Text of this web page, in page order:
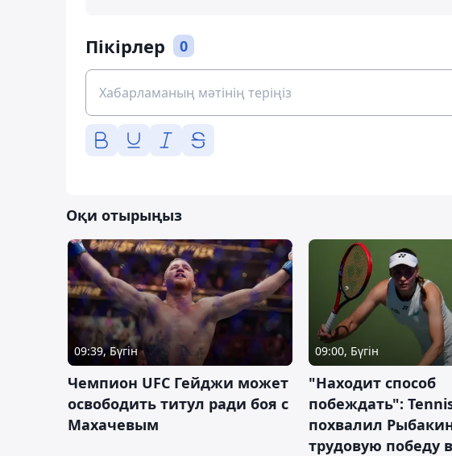
Пікірлер 0
Оқи отырыңыз
09:39, Бүгін
Чемпион UFC Гейджи может
освободить титул ради боя с
Махачевым
09:00, Бүгін
"Находит способ
побеждать":
похвалил
трудовую победу